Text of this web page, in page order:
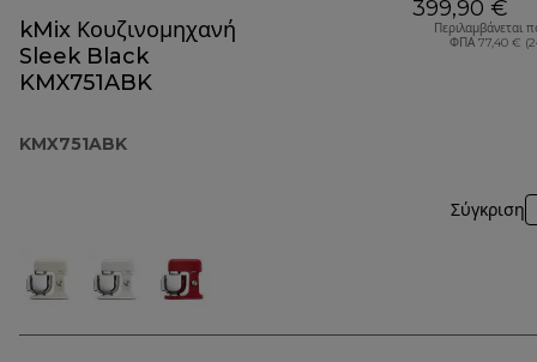
kMix Κουζινομηχανή
Sleek Black
KMX751ABK
KMX751ABK
399,90 €
Περιλαμβάνεται
ΦΠΑ 77,40 €
Σύγκριση